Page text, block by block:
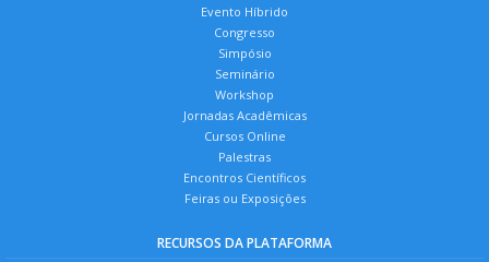
Evento Híbrido
Congresso
Simpósio
Seminário
Workshop
Jornadas Acadêmicas
Cursos Online
Palestras
Encontros Científicos
Feiras ou Exposições
RECURSOS DA PLATAFORMA